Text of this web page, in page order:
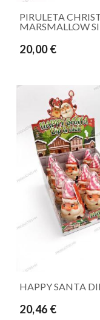
PIRULETA
MARSMALLOW
20,00 €
HAPPY SANTA
20,46 €